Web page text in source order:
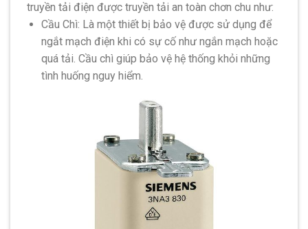
truyền tải điện được truyền tải an toàn chơn chu như:
Cầu Chì: Là một thiết bị bảo vệ được sử dụng để
ngắt mạch điện khi có sự cố như ngắn mạch hoặc
quá tải. Cầu chì giúp bảo vệ hệ thống khỏi những
tình huống nguy hiểm.